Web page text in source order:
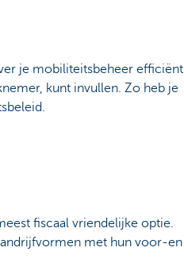
je mobiliteitsbeheer efficiënt
kunt invullen. Zo heb je
fiscaal vriendelijke optie.
met hun voor-en